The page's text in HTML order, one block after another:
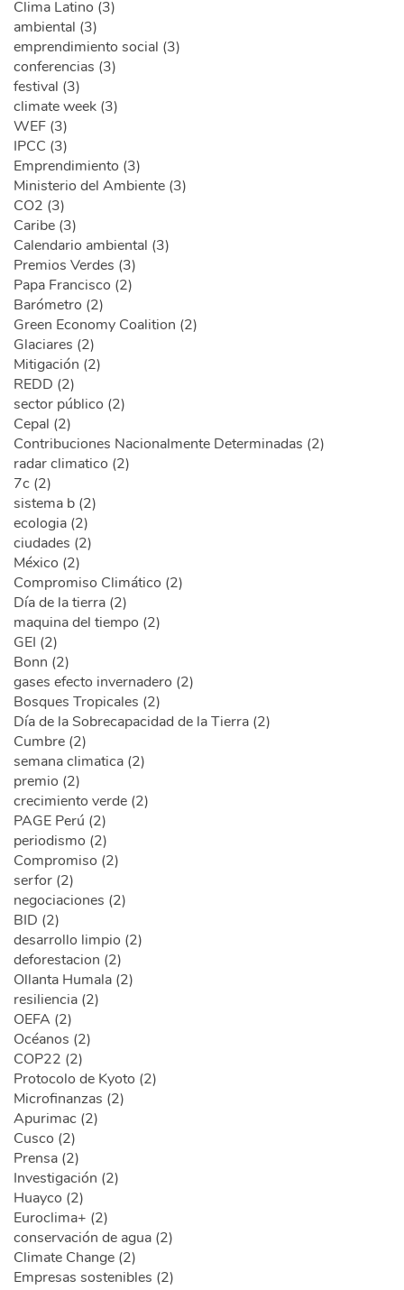
Clima Latino (3)
ambiental (3)
emprendimiento social (3)
conferencias (3)
festival (3)
climate week (3)
WEF (3)
IPCC (3)
Emprendimiento (3)
Ministerio del Ambiente (3)
CO2 (3)
Caribe (3)
Calendario ambiental (3)
Premios Verdes (3)
Papa Francisco (2)
Barómetro (2)
Green Economy Coalition (2)
Glaciares (2)
Mitigación (2)
REDD (2)
sector público (2)
Cepal (2)
Contribuciones Nacionalmente Determinadas (2)
radar climatico (2)
7c (2)
sistema b (2)
ecologia (2)
ciudades (2)
México (2)
Compromiso Climático (2)
Día de la tierra (2)
maquina del tiempo (2)
GEI (2)
Bonn (2)
gases efecto invernadero (2)
Bosques Tropicales (2)
Día de la Sobrecapacidad de la Tierra (2)
Cumbre (2)
semana climatica (2)
premio (2)
crecimiento verde (2)
PAGE Perú (2)
periodismo (2)
Compromiso (2)
serfor (2)
negociaciones (2)
BID (2)
desarrollo limpio (2)
deforestacion (2)
Ollanta Humala (2)
resiliencia (2)
OEFA (2)
Océanos (2)
COP22 (2)
Protocolo de Kyoto (2)
Microfinanzas (2)
Apurimac (2)
Cusco (2)
Prensa (2)
Investigación (2)
Huayco (2)
Euroclima+ (2)
conservación de agua (2)
Climate Change (2)
Empresas sostenibles (2)